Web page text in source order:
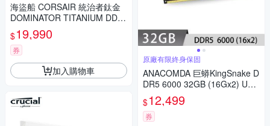
海盜船 CORSAIR 統治者鈦金
DOMINATOR TITANIUM DDR
5【RGB黑/16Gx2】桌機/記憶
體
$19,990
券
加入購物車
原廠有限終身保固
ANACOMDA 巨蟒KingSnake D
DR5 6000 32GB (16Gx2) UDI
MM 桌上型 記憶體(白色)
$12,499
券